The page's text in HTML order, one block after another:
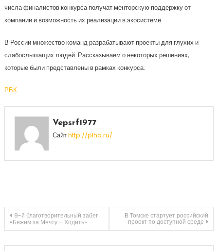
числа финалистов конкурса получат менторскую поддержку от
компании и возможность их реализации в экосистеме.
В России множество команд разрабатывают проекты для глухих и
слабослышащих людей. Рассказываем о некоторых решениях,
которые были представлены в рамках конкурса.
РБК
Vepsrf1977
Сайтhttp://plho.ru/
Навигация
9-й благотворительный забег
«Бежим за Мечту – Ходить»
В Томске стартует российский
проект по доступной среде